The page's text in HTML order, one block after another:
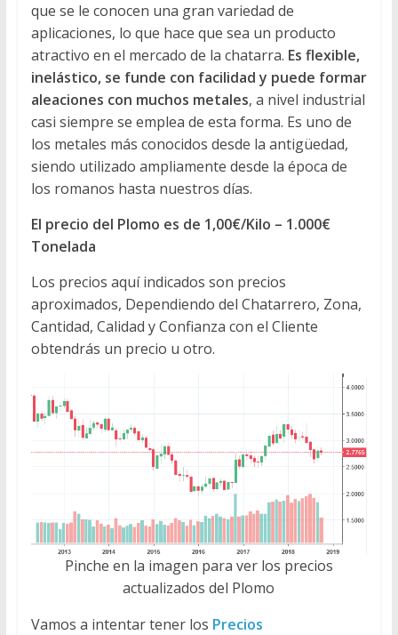
que se le conocen una gran variedad de
aplicaciones, lo que hace que sea un producto
atractivo en el mercado de la chatarra. Es flexible,
inelástico, se funde con facilidad y puede formar
aleaciones con muchos metales, a nivel industrial
casi siempre se emplea de esta forma. Es uno de
los metales más conocidos desde la antigüedad,
siendo utilizado ampliamente desde la época de
los romanos hasta nuestros días.
El precio del Plomo es de 1,00€/Kilo – 1.000€
Tonelada
Los precios aquí indicados son precios
aproximados, Dependiendo del Chatarrero, Zona,
Cantidad, Calidad y Confianza con el Cliente
obtendrás un precio u otro.
Pinche en la imagen para ver los precios
actualizados del Plomo
Vamos a intentar tener los Precios